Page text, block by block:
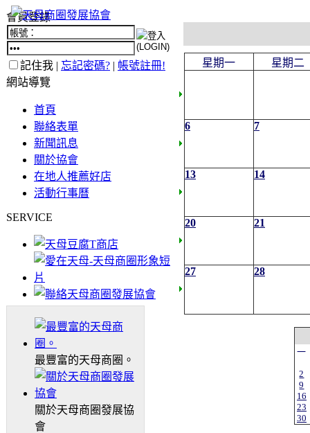
會員登錄
記住我 | 忘記密碼? | 帳號註冊!
網站導覽
首頁
聯絡表單
新聞訊息
關於協會
在地人推薦好店
活動行事曆
SERVICE
最豐富的天母商圈。
關於天母商圈發展協
會
星期一 星期二
6 7
13 14
20 21
27 28
一
2
9
16
23
30